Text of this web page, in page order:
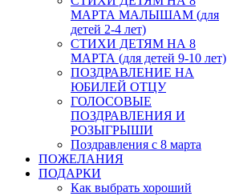
МАРТА МАЛЫШАМ (для
детей 2-4 лет)
СТИХИ ДЕТЯМ НА 8
МАРТА (для детей 9-10 лет)
ПОЗДРАВЛЕНИЕ НА
ЮБИЛЕЙ ОТЦУ
ГОЛОСОВЫЕ
ПОЗДРАВЛЕНИЯ И
РОЗЫГРЫШИ
Поздравления с 8 марта
ПОЖЕЛАНИЯ
ПОДАРКИ
Как выбрать хороший